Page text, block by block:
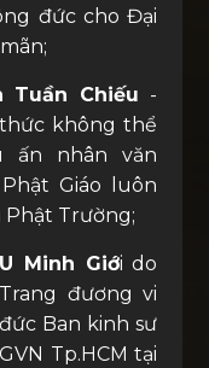
đức cho Đại
Tuần Chiếu -
không thể
ấn nhân văn
Giáo luôn
Trường;
Minh Giới do
đương vi
Ban kinh sư
Tp.HCM tại